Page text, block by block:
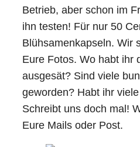
Betrieb, aber schon im
ihn testen! Für nur 50
Blühsamenkapseln. Wir
Eure Fotos. Wo habt ihr
ausgesät? Sind viele
geworden? Habt ihr
Schreibt uns doch mal!
Eure Mails oder Post.